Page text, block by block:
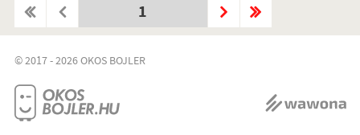
1
© 2017 - 2026 OKOS BOJLER